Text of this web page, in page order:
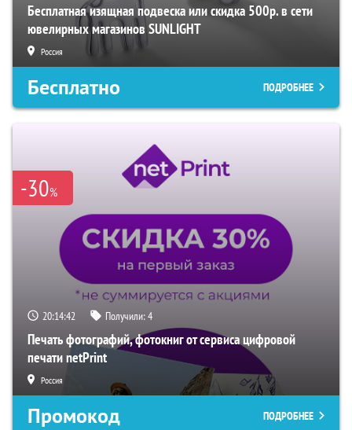
Бесплатная изящная подвеска или скидка 500р. в сети
ювелирных магазинов SUNLIGHT
Россия
Бесплатно ПОДРОБНЕЕ
-30%
20:14:41 Получили:4
Печать фотографий, фотокниг от сервиса цифровой
печати netPrint
Россия
Промокод ПОДРОБНЕЕ